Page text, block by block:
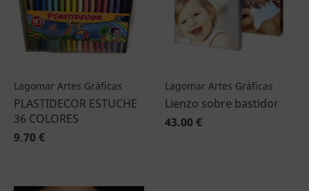
Lagomar Artes Gráficas
PLASTIDECOR ESTUCHE
36 COLORES
9.70 €
Lagomar Artes Gráficas
Lienzo sobre bastidor
43.00 €